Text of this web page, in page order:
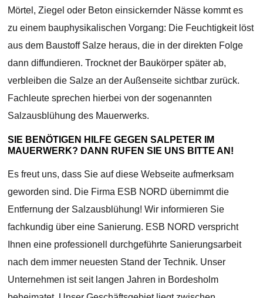
Mörtel, Ziegel oder Beton einsickernder Nässe kommt es
zu einem bauphysikalischen Vorgang: Die Feuchtigkeit löst
aus dem Baustoff Salze heraus, die in der direkten Folge
dann diffundieren. Trocknet der Baukörper später ab,
verbleiben die Salze an der Außenseite sichtbar zurück.
Fachleute sprechen hierbei von der sogenannten
Salzausblühung des Mauerwerks.
SIE BENÖTIGEN HILFE GEGEN SALPETER IM
MAUERWERK? DANN RUFEN SIE UNS BITTE AN!
Es freut uns, dass Sie auf diese Webseite aufmerksam
geworden sind. Die Firma ESB NORD übernimmt die
Entfernung der Salzausblühung! Wir informieren Sie
fachkundig über eine Sanierung. ESB NORD verspricht
Ihnen eine professionell durchgeführte Sanierungsarbeit
nach dem immer neuesten Stand der Technik. Unser
Unternehmen ist seit langen Jahren in Bordesholm